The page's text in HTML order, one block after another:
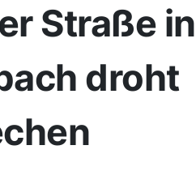
Straße in
droht